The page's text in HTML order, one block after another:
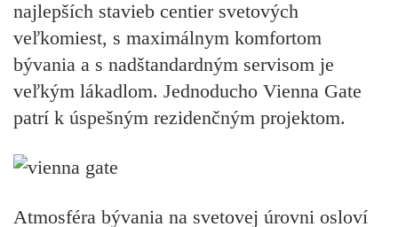
najlepších stavieb centier svetových
veľkomiest, s maximálnym komfortom
bývania a s nadštandardným servisom je
veľkým lákadlom. Jednoducho Vienna Gate
patrí k úspešným rezidenčným projektom.
Atmosféra bývania na svetovej úrovni osloví